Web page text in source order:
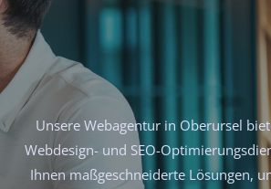
Unsere Webagentur in Oberursel
Webdesign- und SEO-
Ihnen maßgeschneiderte Lösungen,